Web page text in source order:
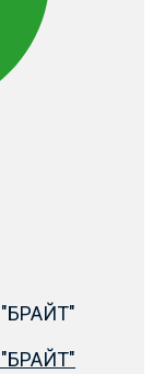
"БРАЙТ"
"БРАЙТ"